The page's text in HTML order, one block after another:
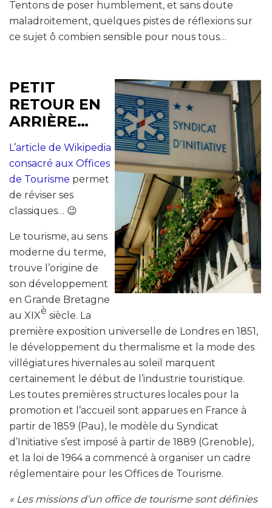
Tentons de poser humblement, et sans doute
maladroitement, quelques pistes de réflexions sur
ce sujet ô combien sensible pour nous tous…
PETIT
RETOUR EN
ARRIÈRE…
L’article de Wikipedia
consacré aux Offices
de Tourisme permet
de réviser ses
classiques… 😉
Le tourisme, au sens
moderne du terme,
trouve l’origine de
son développement
en Grande Bretagne
au XIXè siècle. La
première exposition universelle de Londres en 1851,
le développement du thermalisme et la mode des
villégiatures hivernales au soleil marquent
certainement le début de l’industrie touristique.
Les toutes premières structures locales pour la
promotion et l’accueil sont apparues en France à
partir de 1859 (Pau), le modèle du Syndicat
d’Initiative s’est imposé à partir de 1889 (Grenoble),
et la loi de 1964 a commencé à organiser un cadre
réglementaire pour les Offices de Tourisme.
« Les missions d’un office de tourisme sont définies